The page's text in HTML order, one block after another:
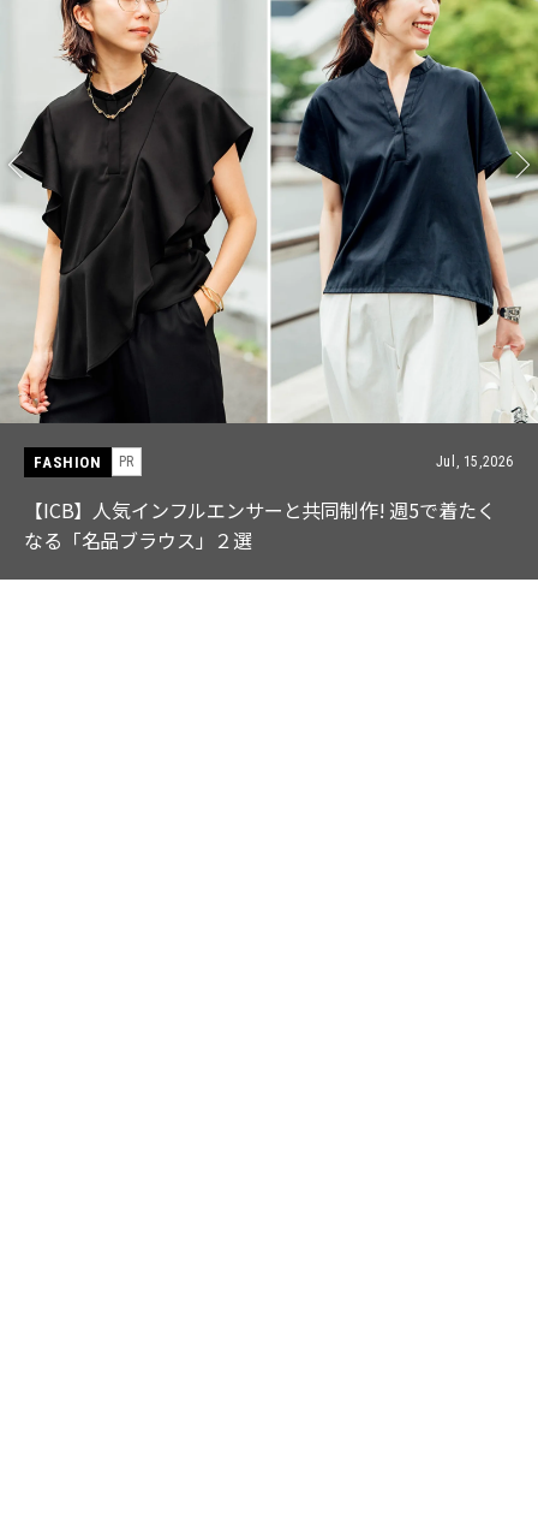
FASHION PR Jul, 15,2026
【ICB】人気インフルエンサーと共同制作! 週5で着たく
なる「名品ブラウス」２選